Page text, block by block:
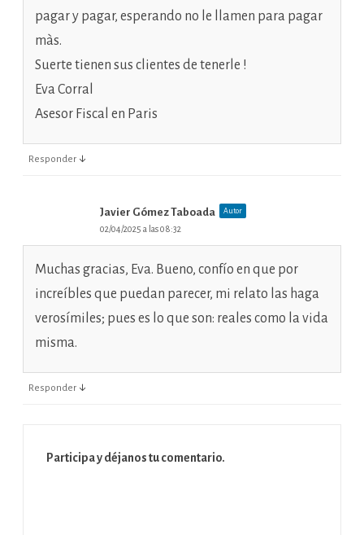
pagar y pagar, esperando no le llamen para pagar
màs.
Suerte tienen sus clientes de tenerle !
Eva Corral
Asesor Fiscal en Paris
Responder ↓
Javier Gómez Taboada Autor
02/04/2025 a las 08:32
Muchas gracias, Eva. Bueno, confío en que por
increíbles que puedan parecer, mi relato las haga
verosímiles; pues es lo que son: reales como la vida
misma.
Responder ↓
Participa y déjanos tu comentario.